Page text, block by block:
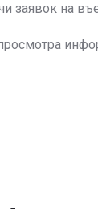
заявок на